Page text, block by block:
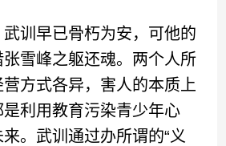
早已骨朽为安，可他的
张雪峰之躯还魂。两个人所
方式各异，害人的本质上
利用教育污染青少年心
。武训通过办所谓的“义